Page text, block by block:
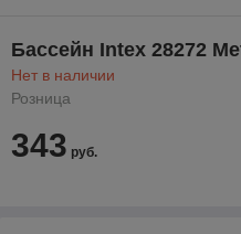
Бассейн Intex 28272
Нет в наличии
Розница
343 руб.